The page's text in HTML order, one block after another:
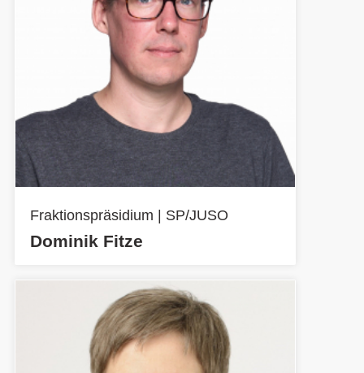
Fraktionspräsidium | SP/JUSO
Dominik Fitze